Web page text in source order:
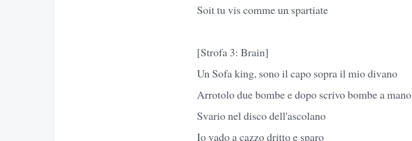
Soit tu vis comme un spartiate
[Strofa 3: Brain]
Un Sofa king, sono il capo sopra il mio divano
Arrotolo due bombe e dopo scrivo bombe a mano
Svario nel disco dell'ascolano
Io vado a cazzo dritto e sparo